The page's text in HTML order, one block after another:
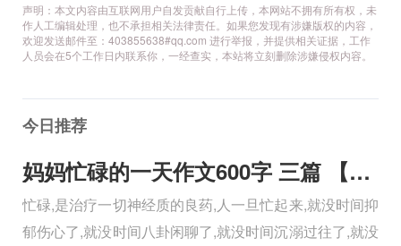
声明：本文内容由互联网用户自发贡献自行上传，本网站不拥有所有权，未
作人工编辑处理，也不承担相关法律责任。如果您发现有涉嫌版权的内容，
欢迎发送邮件至：403855638#qq.com 进行举报，并提供相关证据，工作
人员会在5个工作日内联系你，一经查实，本站将立刻删除涉嫌侵权内容。
今日推荐
妈妈忙碌的一天作文600字 三篇 【600字】
忙碌,是治疗一切神经质的良药,人一旦忙起来,就没时间抑
郁伤心了,就没时间八卦闲聊了,就没时间沉溺过往了,就没